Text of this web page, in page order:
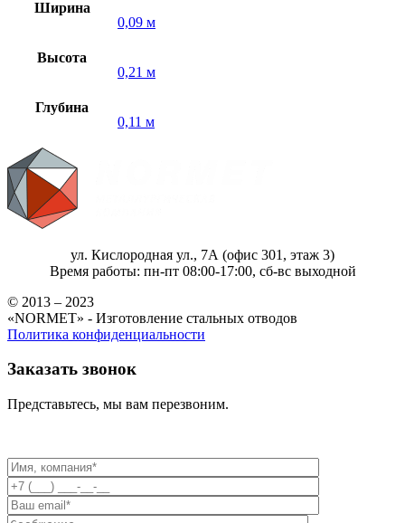
Ширина
0,09 м
Высота
0,21 м
Глубина
0,11 м
ул. Кислородная ул., 7А (офис 301, этаж 3)
Время работы: пн-пт 08:00-17:00, сб-вс выходной
© 2013 – 2023
«NORMET» - Изготовление стальных отводов
Политика конфиденциальности
Заказать звонок
Представьтесь, мы вам перезвоним.